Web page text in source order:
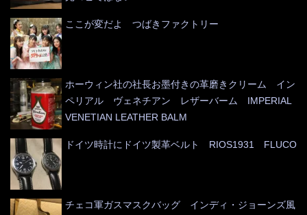
ここが変だよ つばきファクトリー
ホーウィン社の社長お墨付きの革磨きクリーム イン
ペリアル ヴェネチアン レザーバーム IMPERIAL
VENETIAN LEATHER BALM
ドイツ時計にドイツ製革ベルト RIOS1931 FLUCO
チェコ軍ガスマスクバッグ インディ・ジョーンズ風